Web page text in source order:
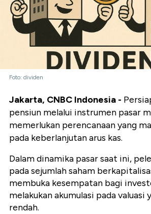
Foto: dividen
Jakarta, CNBC Indonesia -
pensiun melalui instrumen pasar
memerlukan perencanaan yang
pada keberlanjutan arus kas.
Dalam dinamika pasar saat ini,
pada sejumlah saham
membuka kesempatan bagi
melakukan akumulasi pada valuasi
rendah.